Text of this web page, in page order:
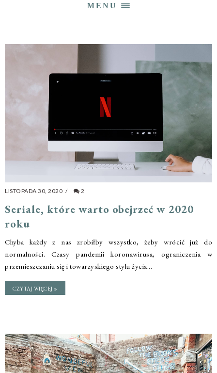
MENU
LISTOPADA 30, 2020 / 2
Seriale, które warto obejrzeć w 2020
roku
Chyba każdy z nas zrobiłby wszystko, żeby wrócić już do
normalności. Czasy pandemii koronawirusa, ograniczenia w
przemieszczaniu się i towarzyskiego stylu życia...
CZYTAJ WIĘCEJ »